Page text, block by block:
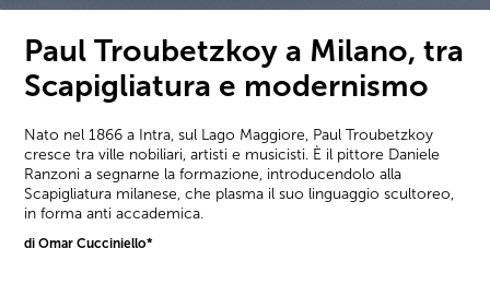
Paul Troubetzkoy a Milano, tra
Scapigliatura e modernismo
Nato nel 1866 a Intra, sul Lago Maggiore, Paul Troubetzkoy
cresce tra ville nobiliari, artisti e musicisti. È il pittore Daniele
Ranzoni a segnarne la formazione, introducendolo alla
Scapigliatura milanese, che plasma il suo linguaggio scultoreo,
in forma anti accademica.
di Omar Cucciniello*